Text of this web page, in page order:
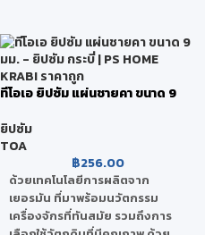
ที่เหนือโดดเด่น และได้รับการ
ยอมรับจากผู้ใช้งานเป็นอย่างดี
ทีโอเอ ยิปซัม แผ่นชายคา ขนาด 9
ยิปซัม
TOA
฿256.00
ด้วยเทคโนโลยีการผลิตจาก
เยอรมัน ที่มาพร้อมนวัตกรรม
เครื่องจักรที่ทันสมัย รวมถึงการ